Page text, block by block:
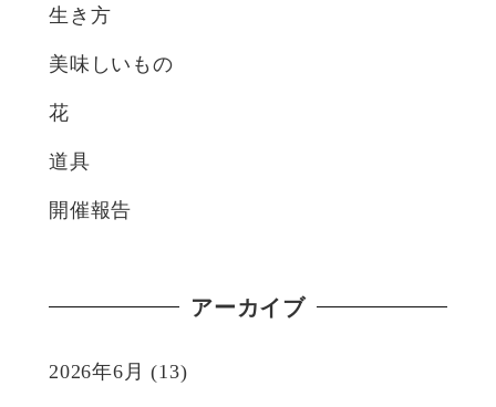
生き方
美味しいもの
花
道具
開催報告
アーカイブ
2026年6月 (13)